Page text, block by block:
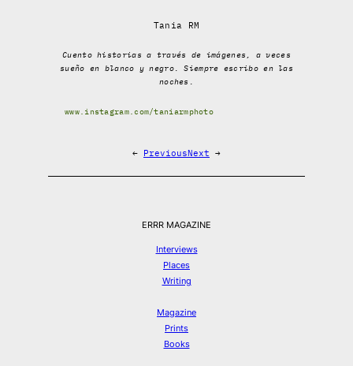
Tania RM
Cuento historias a través de imágenes, a veces
sueño en blanco y negro. Siempre escribo en las
noches.
www.instagram.com/taniarmphoto
← PreviousNext →
ERRR MAGAZINE
Interviews
Places
Writing
Magazine
Prints
Books